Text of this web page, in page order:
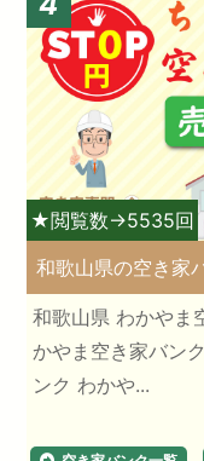
★閲覧数→5535回
和歌山県の空き家
和歌山県 わかやま
かやま空き家バン
ンク わかや...